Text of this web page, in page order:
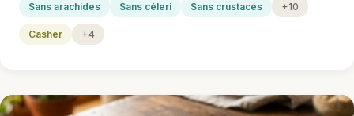
Sans arachides Sans céleri Sans crustacés +10
Casher +4